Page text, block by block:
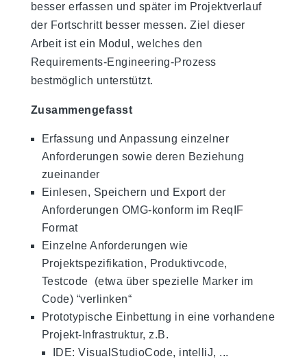
besser erfassen und später im Projektverlauf
der Fortschritt besser messen. Ziel dieser
Arbeit ist ein Modul, welches den
Requirements-Engineering-Prozess
bestmöglich unterstützt.
Zusammengefasst
Erfassung und Anpassung einzelner
Anforderungen sowie deren Beziehung
zueinander
Einlesen, Speichern und Export der
Anforderungen OMG-konform im ReqIF
Format
Einzelne Anforderungen wie
Projektspezifikation, Produktivcode,
Testcode (etwa über spezielle Marker im
Code) “verlinken“
Prototypische Einbettung in eine vorhandene
Projekt-Infrastruktur, z.B.
IDE: VisualStudioCode, intelliJ, ...